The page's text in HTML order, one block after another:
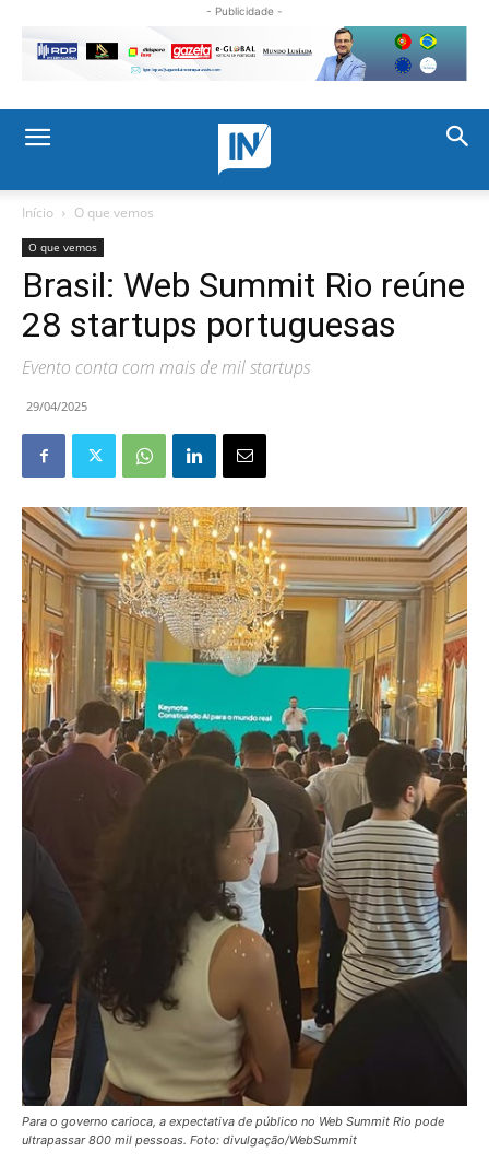
- Publicidade -
Início O que vemos
O que vemos
Brasil: Web Summit Rio reúne
28 startups portuguesas
Evento conta com mais de mil startups
29/04/2025
Para o governo carioca, a expectativa de público no Web Summit Rio pode
ultrapassar 800 mil pessoas. Foto: divulgação/WebSummit